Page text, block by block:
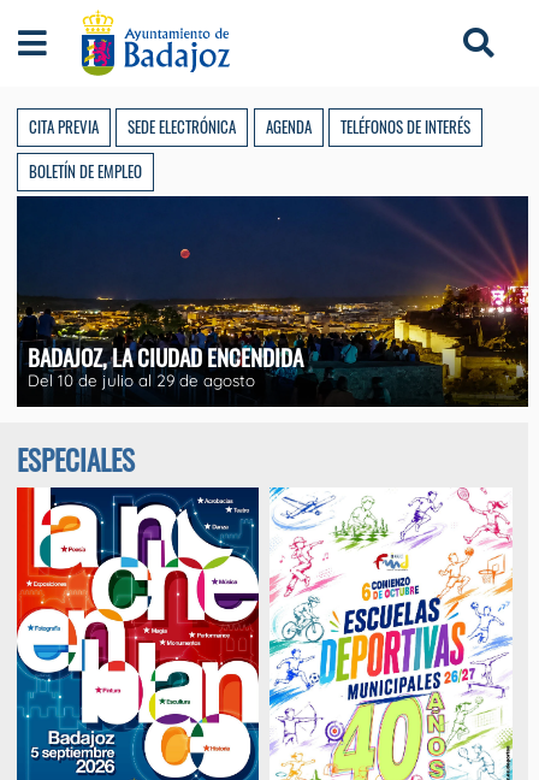
Ayuntamiento de Badajoz
CITA PREVIA SEDE ELECTRÓNICA AGENDA
TELÉFONOS DE INTERÉS
BOLETÍN DE EMPLEO
BADAJOZ, LA CIUDAD ENCENDIDA
Del 10 de julio al 29 de agosto
ESPECIALES